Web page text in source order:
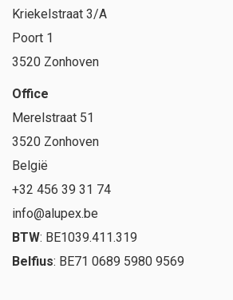
Kriekelstraat 3/A
Poort 1
3520 Zonhoven
Office
Merelstraat 51
3520 Zonhoven
België
+32 456 39 31 74
info@alupex.be
BTW: BE1039.411.319
Belfius: BE71 0689 5980 9569